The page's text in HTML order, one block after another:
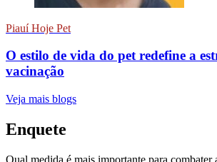
Piauí Hoje Pet
O estilo de vida do pet redefine a
vacinação
Veja mais blogs
Enquete
Qual medida é mais importante para combater